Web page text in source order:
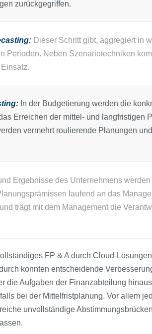
zurückgegriffen.
Dieser Schritt gibt, aggregiert in
Perioden. Neben Szenariotechniken
In der Budgetierung werden die
Erreichen der mittel- und lang­fristigen
vermehrt roulierende Planungen
Ergebnisse des Unternehmens
laufend an das
trägt mit dem Management die
FP & A durch Cloud-
konnten entscheidende
die Aufgaben der Finanzabteilung
bei der Mittel­fristplanung. Vor allem
unvollständige